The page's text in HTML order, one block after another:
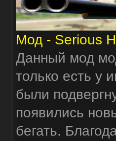
Мод - Serious
Данный мод
только есть у
были
появились
бегать.